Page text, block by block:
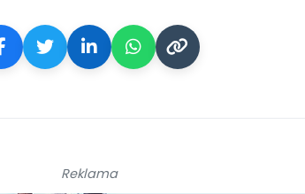
Reklama